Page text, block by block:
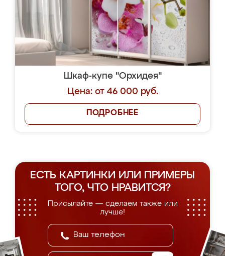
Шкаф-купе "Орхидея"
Цена: от 46 000 руб.
ПОДРОБНЕЕ
ЕСТЬ КАРТИНКИ ИЛИ ПРИМЕРЫ
ТОГО, ЧТО НРАВИТСЯ?
Присылайте — сделаем также или
лучше!